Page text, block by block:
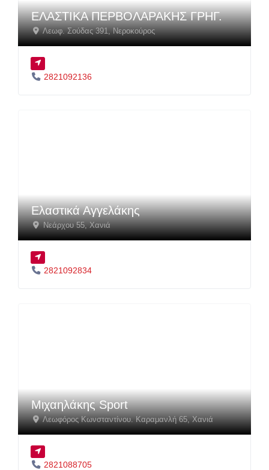
ΕΛΑΣΤΙΚΑ ΠΕΡΒΟΛΑΡΑΚΗΣ ΓΡΗΓ.
Λεωφ. Σούδας 391,Νεροκούρος
2821092136
Ελαστικά Αγγελάκης
Νεάρχου 55,Χανιά
2821092834
Μιχαηλάκης Sport
Λεωφόρος Κωνσταντίνου. Καραμανλή 65,Χανιά
2821088705